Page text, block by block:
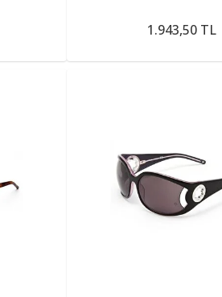
1.943,50 TL